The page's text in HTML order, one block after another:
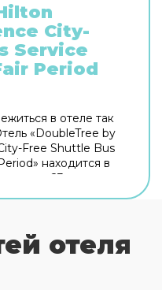
City-
Service
Period
в отеле так
«DoubleTree by
Free Shuttle Bus
находится в
в 23 км от
время перед сном
баре. Для гостей
отеля